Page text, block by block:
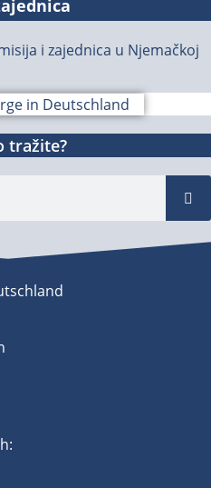
i zajednica u Njemačkoj
tražite?